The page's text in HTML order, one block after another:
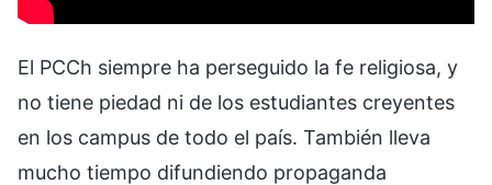
El PCCh siempre ha perseguido la fe religiosa, y
no tiene piedad ni de los estudiantes creyentes
en los campus de todo el país. También lleva
mucho tiempo difundiendo propaganda